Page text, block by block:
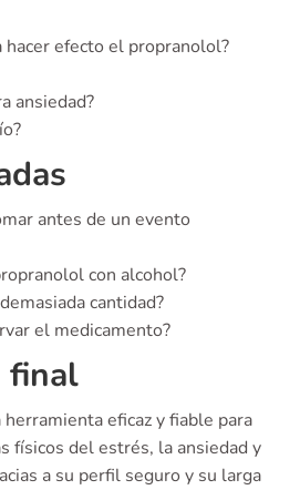
hacer efecto el propranolol?
ansiedad?
antes de un evento
con alcohol?
cantidad?
el medicamento?
final
eficaz y fiable para
físicos del estrés, la ansiedad y
a su perfil seguro y su larga